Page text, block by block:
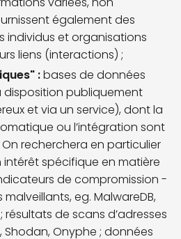
également des
individus et organisations
liens (interactions) ;
:bases de données
disposition publiquement
et via un service), dont la
ou l’intégration sont
recherchera en particulier
spécifique en matière
de compromission -
malveillants, eg. MalwareDB,
résultats de scans d’adresses
Shodan, Onyphe ; données